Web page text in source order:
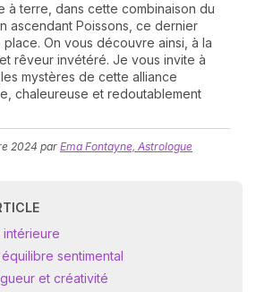
à terre, dans cette combinaison du
ascendant Poissons, ce dernier
On vous découvre ainsi, à la
rêveur invétéré. Je vous invite à
mystères de cette alliance
chaleureuse et redoutablement
2024 par Ema Fontayne, Astrologue
sentimental
et créativité